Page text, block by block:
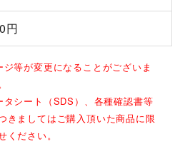
円
等が変更になることがございま
シート（SDS）、各種確認書等
きましてはご購入頂いた商品に限
ださい。